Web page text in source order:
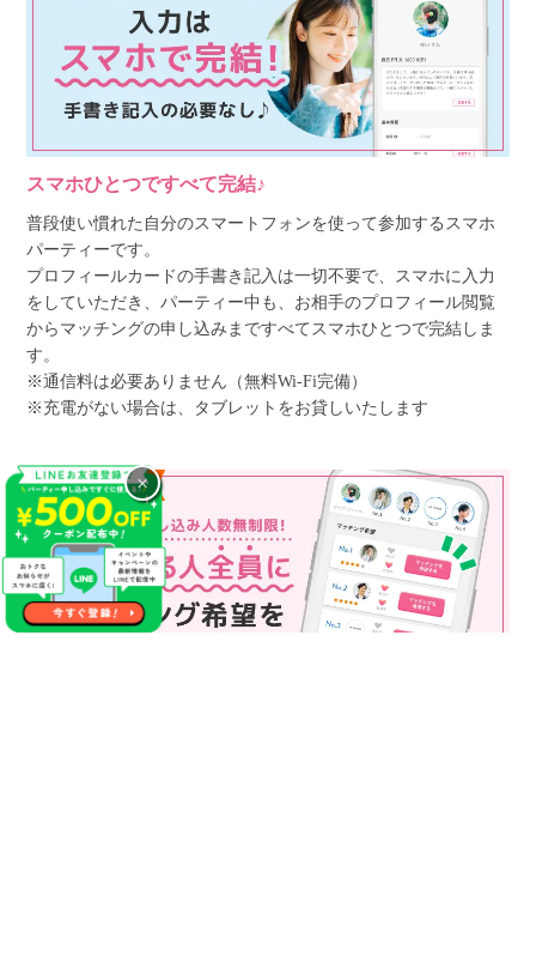
スマホひとつですべて完結♪
普段使い慣れた自分のスマートフォンを使って参加するスマホ
パーティーです。
プロフィールカードの手書き記入は一切不要で、スマホに入力
をしていただき、パーティー中も、お相手のプロフィール閲覧
からマッチングの申し込みまですべてスマホひとつで完結しま
す。
※通信料は必要ありません（無料Wi-Fi完備）
※充電がない場合は、タブレットをお貸しいたします
×